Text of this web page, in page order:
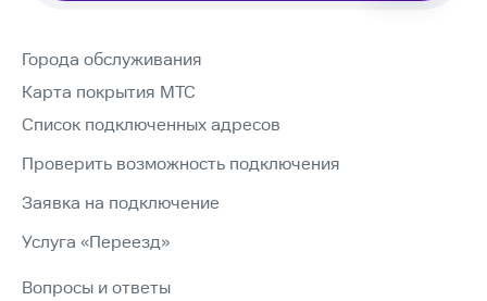
Города обслуживания
Карта покрытия МТС
Список подключенных адресов
Проверить возможность подключения
Заявка на подключение
Услуга «Переезд»
Вопросы и ответы